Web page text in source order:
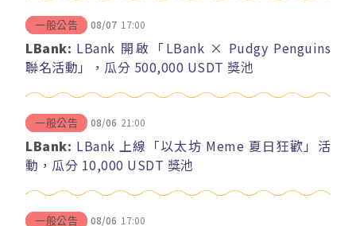
一般公告 08/07 17:00
LBank: LBank 開啟「LBank × Pudgy Penguins
聯名活動」，瓜分 500,000 USDT 獎池
一般公告 08/06 21:00
LBank: LBank 上線「以太坊 Meme 夏日狂歡」活
動，瓜分 10,000 USDT 獎池
一般公告 08/06 17:00